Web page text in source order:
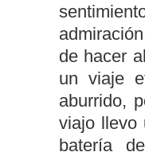
de hacer
un viaje
aburrido,
viajo llevo
batería